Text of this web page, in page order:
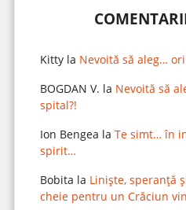
Kittyla Nevoită să aleg…
BOGDAN V. la Nevoită să
spital?!
Ion Bengea la Te simt… în
spirit…
Bobita la Liniște, speranță
cheie pentru un Crăciun